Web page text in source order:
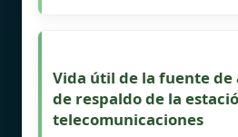
Vida útil de la fuente
de respaldo de la
telecomunicaciones